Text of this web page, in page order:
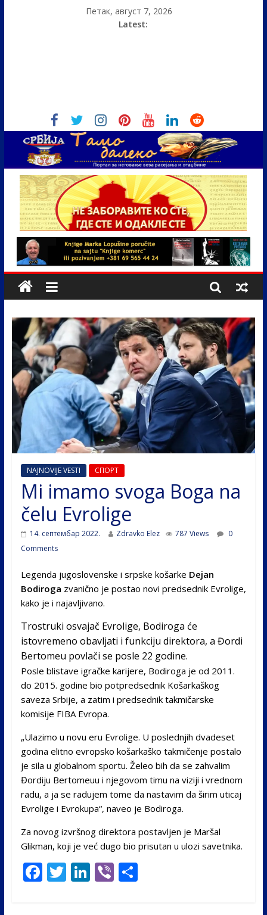
Петак, август 7, 2026
Latest:
NAJNOVIJE VESTI СПОРТ
Mi imamo svoga Boga na
čelu Evrolige
14. септембар 2022. Zdravko Elez 787 Views
0
Comments
Legenda jugoslovenske i srpske košarke Dejan
Bodiroga zvanično je postao novi predsednik Evrolige,
kako je i najavljivano.
Trostruki osvajač Evrolige, Bodiroga će
istovremeno obavljati i funkciju direktora, a Đordi
Bertomeu povlači se posle 22 godine.
Posle blistave igračke karijere, Bodiroga je od 2011.
do 2015. godine bio potpredsednik Košarkaškog
saveza Srbije, a zatim i predsednik takmičarske
komisije FIBA Evropa.
„Ulazimo u novu eru Evrolige. U poslednjih dvadeset
godina elitno evropsko košarkaško takmičenje postalo
je sila u globalnom sportu. Želeo bih da se zahvalim
Đordiju Bertomeuu i njegovom timu na viziji i vrednom
radu, a ja se radujem tome da nastavim da širim uticaj
Evrolige i Evrokupa“, naveo je Bodiroga.
Za novog izvršnog direktora postavljen je Maršal
Glikman, koji je već dugo bio prisutan u ulozi savetnika.
F
ac
T
w
Li
n
Vi
b
S